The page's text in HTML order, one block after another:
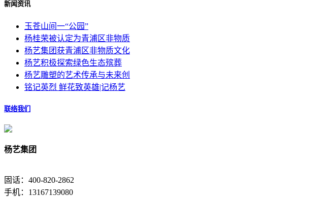
新闻资讯
玉苍山间一“公园”
杨桂荣被认定为青浦区非物质
杨艺集团获青浦区非物质文化
杨艺积极探索绿色生态殡葬
杨艺雕塑的艺术传承与未来创
铭记英烈 鲜花致英雄|记杨艺
联络我们
杨艺集团
固话：400-820-2862
手机：13167139080